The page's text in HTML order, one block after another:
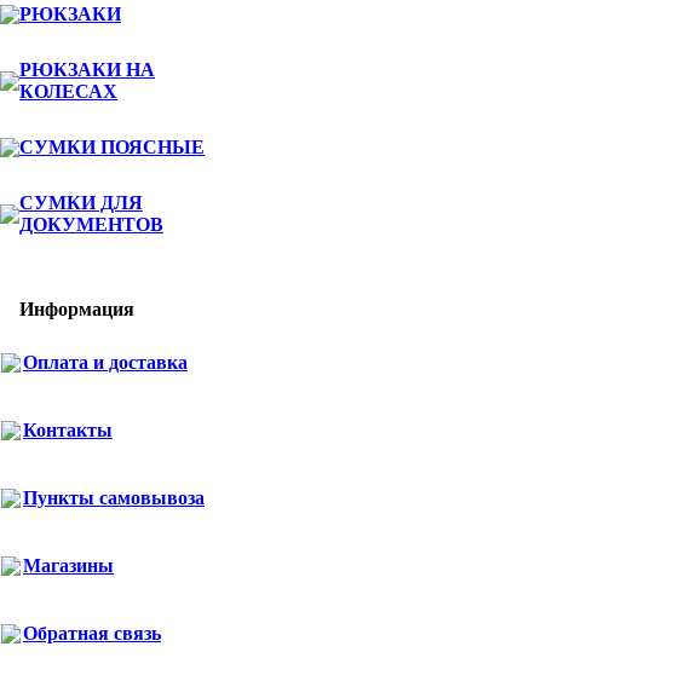
РЮКЗАКИ
РЮКЗАКИ НА
КОЛЕСАХ
СУМКИ ПОЯСНЫЕ
СУМКИ ДЛЯ
ДОКУМЕНТОВ
Информация
Оплата и доставка
Контакты
Пункты самовывоза
Магазины
Обратная связь